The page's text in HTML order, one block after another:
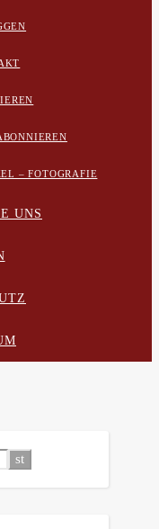
– FOTOGRAFIE
UNS